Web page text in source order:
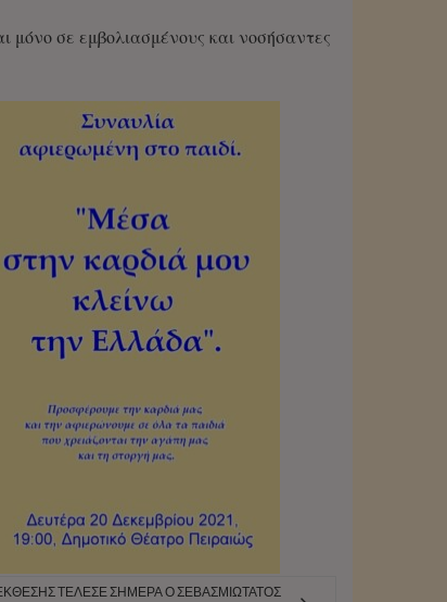
σε εμβολιασμένους και νοσήσαντες
ΤΈΛΕΣΕ ΣΉΜΕΡΑ Ο ΣΕΒΑΣΜΙΏΤΑΤΟΣ